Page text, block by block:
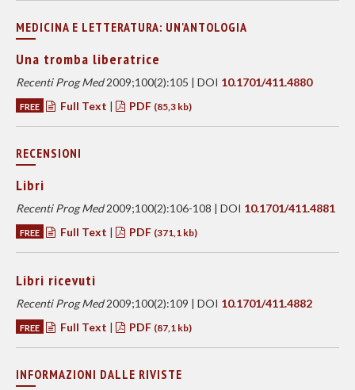
MEDICINA E LETTERATURA: UN'ANTOLOGIA
Una tromba liberatrice
Recenti Prog Med2009;100(2):105 | DOI 10.1701/411.4880
FREE Full Text | PDF (85,3 kb)
RECENSIONI
Libri
Recenti Prog Med2009;100(2):106-108 | DOI 10.1701/411.4881
FREE Full Text | PDF (371,1 kb)
Libri ricevuti
Recenti Prog Med2009;100(2):109 | DOI 10.1701/411.4882
FREE Full Text | PDF (87,1 kb)
INFORMAZIONI DALLE RIVISTE